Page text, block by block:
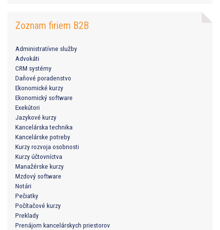
Zoznam firiem B2B
Administratívne služby
Advokáti
CRM systémy
Daňové poradenstvo
Ekonomické kurzy
Ekonomický software
Exekútori
Jazykové kurzy
Kancelárska technika
Kancelárske potreby
Kurzy rozvoja osobnosti
Kurzy účtovníctva
Manažérske kurzy
Mzdový software
Notári
Pečiatky
Počítačové kurzy
Preklady
Prenájom kancelárskych priestorov